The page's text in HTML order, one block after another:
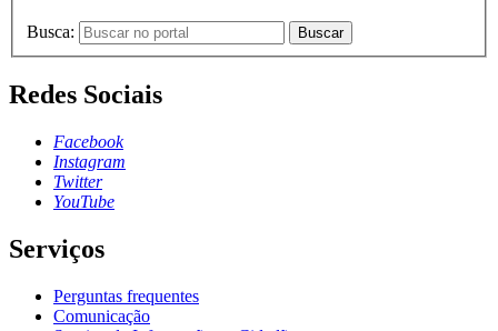
Busca: Buscar
Redes Sociais
Facebook
Instagram
Twitter
YouTube
Serviços
Perguntas frequentes
Comunicação